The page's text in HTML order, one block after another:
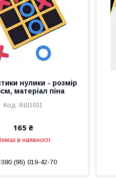
нулики - розмір
матеріал піна
ВШ1011
165 ₴
в наявності
(96) 019-42-70